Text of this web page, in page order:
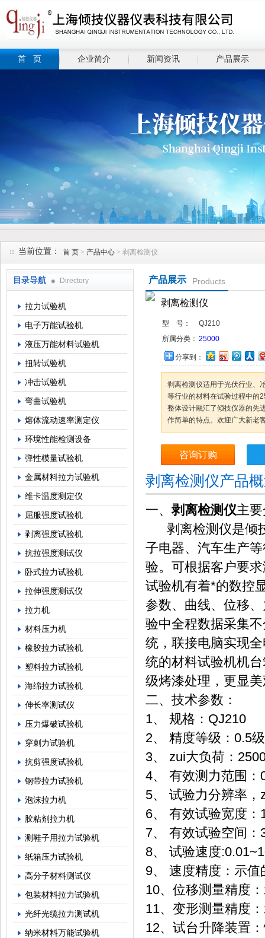
首 页 企业简介 新闻资讯 产品展示
当前位置： 首 页 > 产品中心 > 剥离检测仪
目录导航 Directory
拉力试验机
电子万能试验机
液压万能材料试验机
扭转试验机
冲击试验机
弯曲试验机
熔体流动速率测定仪
环境性能检测设备
弹性模量试验机
金属材料拉力试验机
维卡温度测定仪
屈服强度试验机
剥离强度试验机
抗拉强度测试仪
卧式拉力试验机
拉伸强度测试仪
拉力机
材料压力机
橡胶拉力试验机
塑料拉力试验机
海绵拉力试验机
伸长率测试仪
压力爆破试验机
穿刺力试验机
抗剪强度试验机
钢带拉力试验机
泡沫拉力机
胶粘剂拉力机
测鞋子用拉力试验机
纸箱压力试验机
高分子材料测试仪
包装材料拉力试验机
光纤光缆拉力测试机
纳米材料万能试验机
产品展示 Products
剥离检测仪
型 号：
QJ210
所属分类： 25000
分享到：
剥离检测仪适用于光伏行业、
等行业的材料在试验过程中的
整体设计融汇了倾技仪器的先
作简单的特点。欢迎广大新老
咨询订购
剥离检测仪产品
一、 剥离检测仪主
剥离检测仪是倾
子电器、汽车生产
验。可根据客户要
试验机有着*的数控
参数、曲线、位移
验中全程数据采集
统，联接电脑实现
统的材料试验机机
级烤漆处理，更显
二、 技术参数：
1、 规格：QJ210
2、 精度等级：0.5级
3、 zui大负荷：
4、 有效测力范围：
5、 试验力分辨率
6、 有效试验宽度：
7、 有效试验空间：
8、 试验速度
9、 速度精度：示
10、位移测量精度
11、变形测量精度
12、试台升降装置